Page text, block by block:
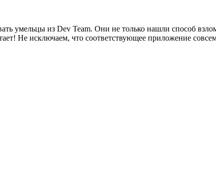
умельцы из Dev Team. Они не только нашли способ
Не исключаем, что соответствующее приложение